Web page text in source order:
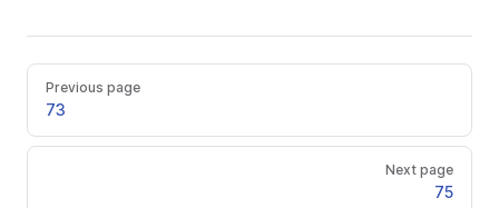
Previous page
73
Next page
75